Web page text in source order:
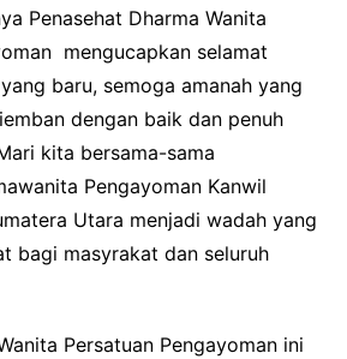
Penasehat Dharma Wanita
mengucapkan selamat
baru, semoga amanah yang
dengan baik dan penuh
kita bersama-sama
Pengayoman Kanwil
Utara menjadi wadah yang
bagi masyrakat dan seluruh
Persatuan Pengayoman ini